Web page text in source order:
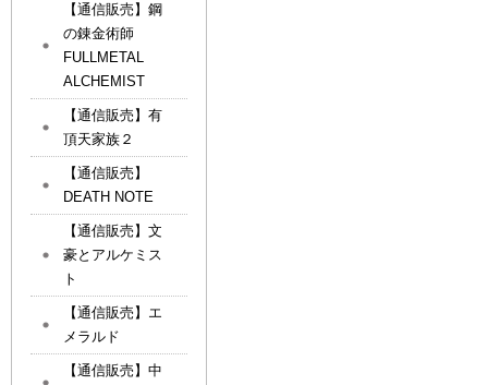
【通信販売】鋼
の錬金術師
FULLMETAL
ALCHEMIST
【通信販売】有
頂天家族２
【通信販売】
DEATH NOTE
【通信販売】文
豪とアルケミス
ト
【通信販売】エ
メラルド
【通信販売】中